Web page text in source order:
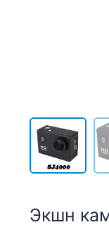
Экшн